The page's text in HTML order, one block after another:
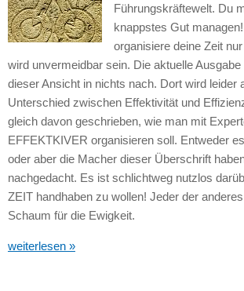
Führungskräftewelt. Du
knappstes Gut
organisiere deine Zeit
wird unvermeidbar sein. Die aktuelle Ausgabe
dieser Ansicht in nichts nach. Dort wird leider
Unterschied zwischen Effektivität und
gleich davon geschrieben, wie man mit
EFFEKTKIVER organisieren soll. Entweder
oder aber die Macher dieser Überschrift
nachgedacht. Es ist schlichtweg nutzlos
ZEIT handhaben zu wollen! Jeder der
Schaum für die Ewigkeit.
weiterlesen »